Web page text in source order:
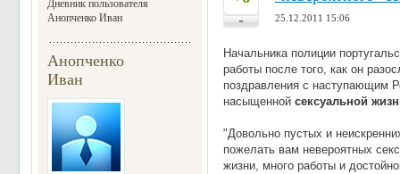
Дневник пользователя
Анопченко Иван
Анопченко
Иван
-
25.12.2011 15:06
Начальника полиции
работы после того, как он
поздравления с наступающим
насыщенной сексуальной
"Довольно пустых и
пожелать вам невероятных
жизни, много работы и